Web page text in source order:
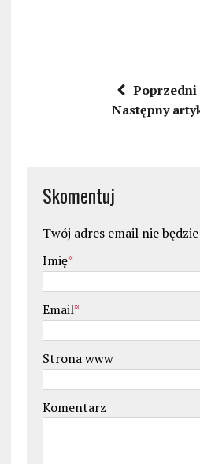
Poprzedni
Następny
Skomentuj
Twój adres email nie
Imię*
Email*
Strona www
Komentarz